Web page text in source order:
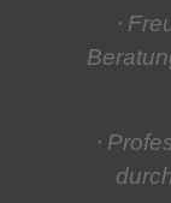
⋅
⋅